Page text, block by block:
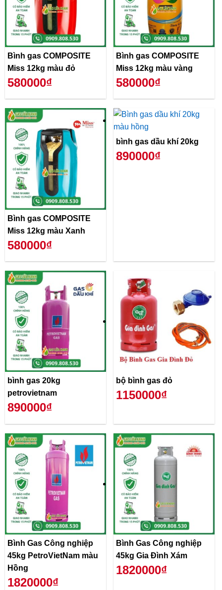
Bình gas COMPOSITE
Miss 12kg màu đỏ
580000₫
Bình gas COMPOSITE
Miss 12kg màu vàng
580000₫
Bình gas COMPOSITE
Miss 12kg màu Xanh
580000₫
bình gas dầu khí 20kg
890000₫
bình gas 20kg
petrovietnam
890000₫
bộ bình gas đỏ
1150000₫
Bình Gas Công nghiệp
45kg PetroVietNam màu
Hồng
1820000₫
Bình Gas Công nghiệp
45kg Gia Đình Xám
1820000₫